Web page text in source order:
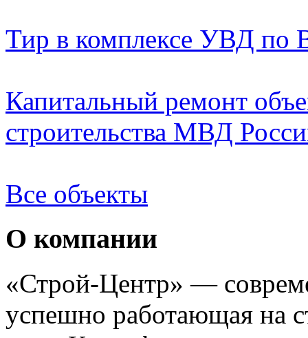
Тир в комплексе УВД по
Капитальный ремонт
строительства МВД
Все объекты
О компании
«Строй-Центр» —
успешно работающая на